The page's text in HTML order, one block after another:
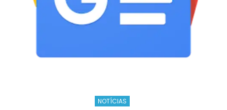
NOTÍCIAS